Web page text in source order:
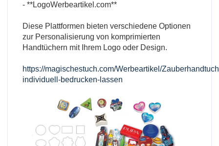
- **LogoWerbeartikel.com**
Diese Plattformen bieten verschiedene Optionen
zur Personalisierung von komprimierten
Handtüchern mit Ihrem Logo oder Design.
https://magischestuch.com/Werbeartikel/
individuell-bedrucken-lassen